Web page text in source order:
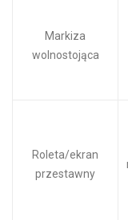
Markiza
wolnostojąca
Roleta/ekran
przestawny